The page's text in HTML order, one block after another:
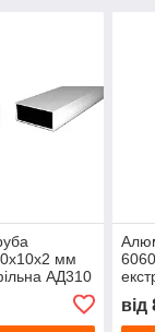
мм
АД310
від